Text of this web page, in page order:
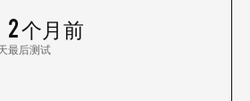
2 个月前
最后测试